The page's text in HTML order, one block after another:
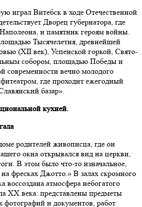
играл Витебск в ходе Отечественной
Дворец губернатора, где
Наполеона, и памятник героям войны.
Тысячелетия, древнейшей
(XII век), Успенской горкой, Свято-
собором, площадью Победы и
современности вечно молодого
где проходит ежегодный
базар».
кухней.
родителей живописца, где он
окна открывался вид на церкви,
В этом было что-то изначальное,
фресках Джотто.» В залах скромного
воссоздана атмосфера небогатого
ХХ века: представлены предметы
и документов, работ